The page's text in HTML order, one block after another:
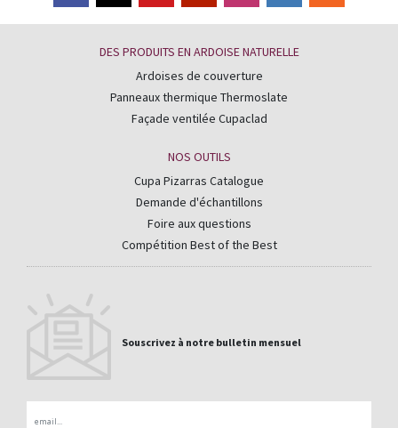
DES PRODUITS EN ARDOISE NATURELLE
Ardoises de couverture
Panneaux thermique Thermoslate
Façade ventilée Cupaclad
NOS OUTILS
Cupa Pizarras Catalogue
Demande d'échantillons
Foire aux questions
Compétition Best of the Best
Souscrivez à notre bulletin mensuel